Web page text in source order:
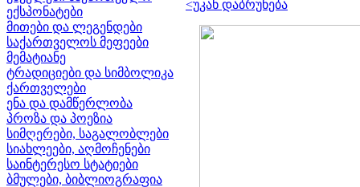
ექსპონატები
მითები და ლეგენდები
საქართველოს მეფეები
მემატიანე
ტრადიციები და სიმბოლიკა
ქართველები
ენა და დამწერლობა
პროზა და პოეზია
სიმღერები, საგალობლები
სიახლეები, აღმოჩენები
საინტერესო სტატიები
ბმულები, ბიბლიოგრაფია
<უკან დაბრუნება